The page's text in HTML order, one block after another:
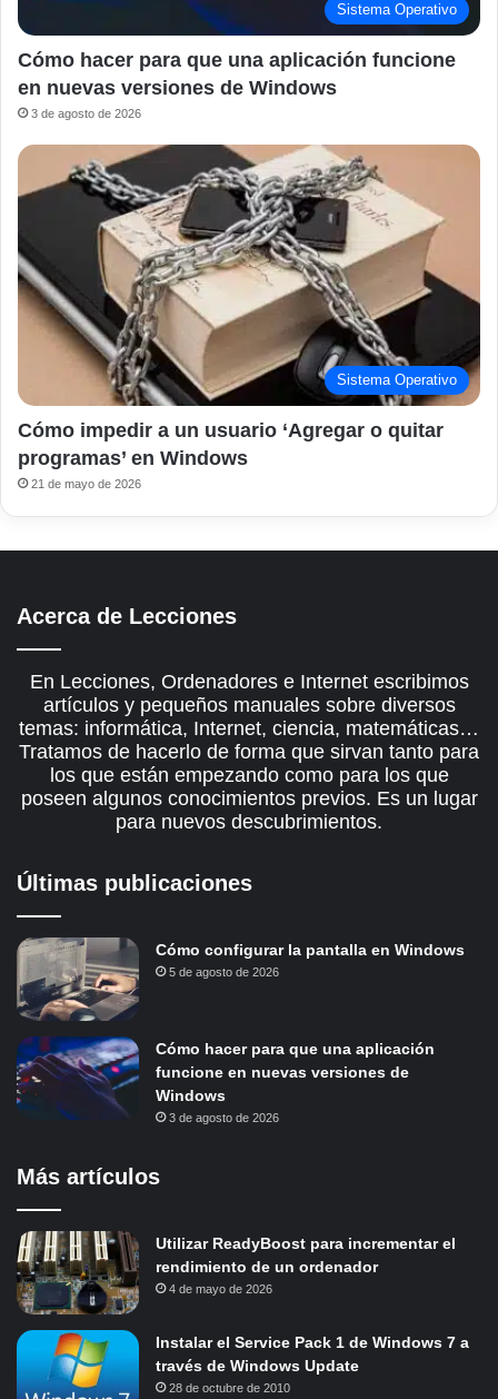
Sistema Operativo
Cómo hacer para que una aplicación funcione
en nuevas versiones de Windows
3 de agosto de 2026
Sistema Operativo
Cómo impedir a un usuario ‘Agregar o quitar
programas’ en Windows
21 de mayo de 2026
Acerca de Lecciones
En Lecciones, Ordenadores e Internet escribimos
artículos y pequeños manuales sobre diversos
temas: informática, Internet, ciencia, matemáticas…
Tratamos de hacerlo de forma que sirvan tanto para
los que están empezando como para los que
poseen algunos conocimientos previos. Es un lugar
para nuevos descubrimientos.
Últimas publicaciones
Cómo configurar la pantalla en Windows
5 de agosto de 2026
Cómo hacer para que una aplicación
funcione en nuevas versiones de
Windows
3 de agosto de 2026
Más artículos
Utilizar ReadyBoost para incrementar el
rendimiento de un ordenador
4 de mayo de 2026
Instalar el Service Pack 1 de Windows 7 a
través de Windows Update
28 de octubre de 2010